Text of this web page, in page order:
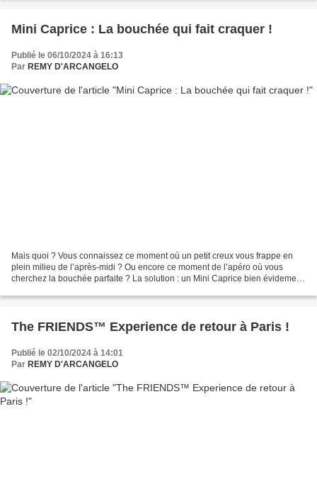
Mini Caprice : La bouchée qui fait craquer !
Publié le 06/10/2024 à 16:13
Par REMY D'ARCANGELO
Mais quoi ? Vous connaissez ce moment où un petit creux vous frappe en
plein milieu de l’après-midi ? Ou encore ce moment de l’apéro où vous
cherchez la bouchée parfaite ? La solution : un Mini Caprice bien évidement,
The FRIENDS™ Experience de retour à Paris !
Publié le 02/10/2024 à 14:01
Par REMY D'ARCANGELO